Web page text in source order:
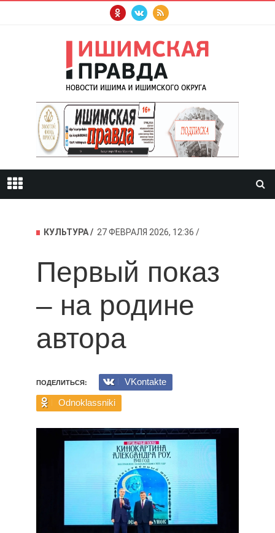
КУЛЬТУРА 27 ФЕВРАЛЯ 2026, 12:36
Первый показ
– на родине
автора
ПОДЕЛИТЬСЯ:
VKontakte
Odnoklassniki